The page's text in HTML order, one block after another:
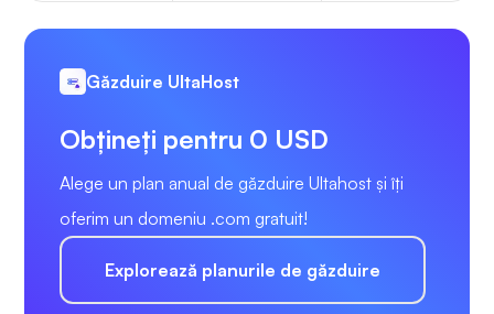
Găzduire UltaHost
Obțineți pentru 0 USD
Alege un plan anual de găzduire Ultahost și îți
oferim un domeniu .com gratuit!
Explorează planurile de găzduire